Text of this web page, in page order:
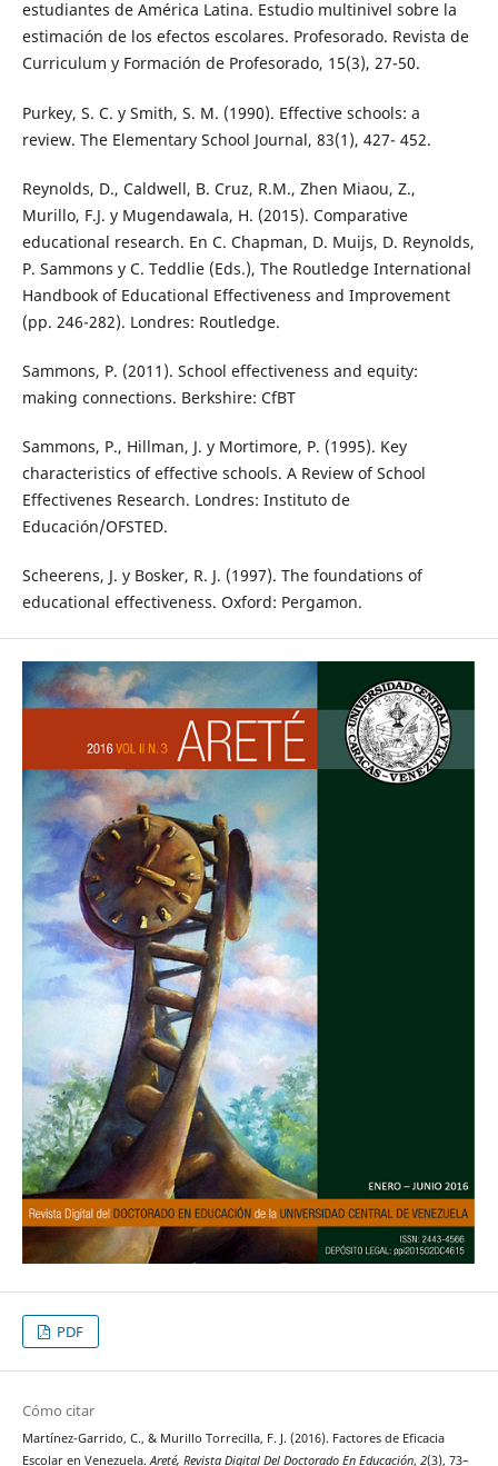
estudiantes de América Latina. Estudio multinivel sobre la
estimación de los efectos escolares. Profesorado. Revista de
Curriculum y Formación de Profesorado, 15(3), 27-50.
Purkey, S. C. y Smith, S. M. (1990). Effective schools: a
review. The Elementary School Journal, 83(1), 427- 452.
Reynolds, D., Caldwell, B. Cruz, R.M., Zhen Miaou, Z.,
Murillo, F.J. y Mugendawala, H. (2015). Comparative
educational research. En C. Chapman, D. Muijs, D. Reynolds,
P. Sammons y C. Teddlie (Eds.), The Routledge International
Handbook of Educational Effectiveness and Improvement
(pp. 246-282). Londres: Routledge.
Sammons, P. (2011). School effectiveness and equity:
making connections. Berkshire: CfBT
Sammons, P., Hillman, J. y Mortimore, P. (1995). Key
characteristics of effective schools. A Review of School
Effectivenes Research. Londres: Instituto de
Educación/OFSTED.
Scheerens, J. y Bosker, R. J. (1997). The foundations of
educational effectiveness. Oxford: Pergamon.
PDF
Cómo citar
Martínez-Garrido, C., & Murillo Torrecilla, F. J. (2016). Factores de Eficacia
Escolar en Venezuela.Areté, Revista Digital Del Doctorado En Educación, 2(3), 73–